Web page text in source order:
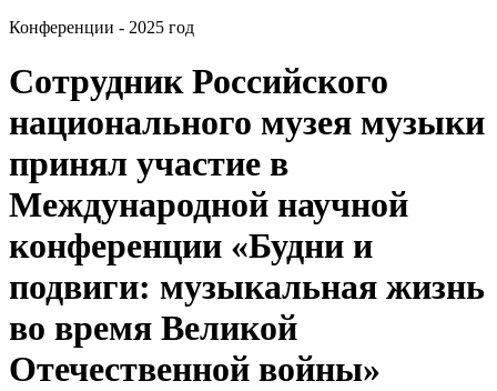
Конференции - 2025 год
Сотрудник Российского
национального музея музыки
принял участие в
Международной научной
конференции «Будни и
подвиги: музыкальная жизнь
во время Великой
Отечественной войны»